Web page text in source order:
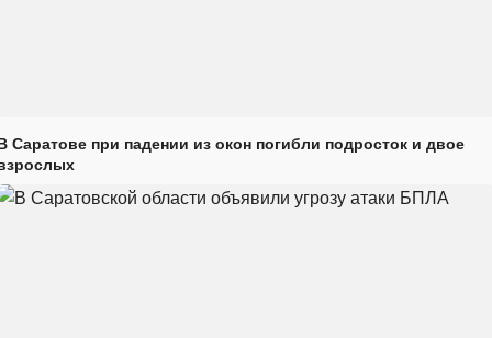
Саратове при падении из окон погибли подросток и двое